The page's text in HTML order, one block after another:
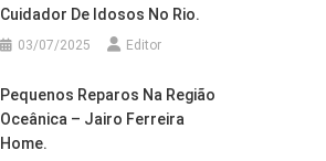
Cuidador De Idosos No Rio.
03/07/2025 Editor
Pequenos Reparos Na Região
Oceânica – Jairo Ferreira
Home.